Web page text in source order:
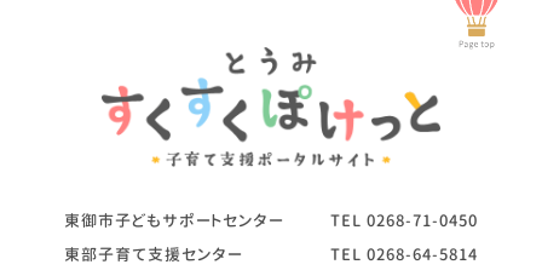
東御市子どもサポートセンター TEL 0268-71-0450
東部子育て支援センター
TEL 0268-64-5814